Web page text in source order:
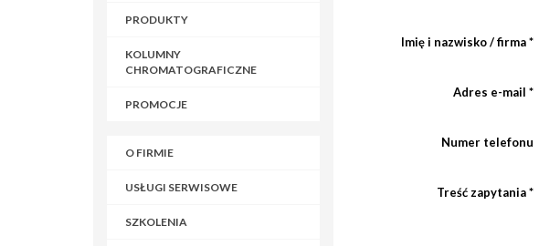
PRODUKTY
KOLUMNY
CHROMATOGRAFICZNE
PROMOCJE
O FIRMIE
USŁUGI SERWISOWE
SZKOLENIA
Imię i nazwisko / firma*
Adres e-mail *
Numer telefonu
Treść zapytania*